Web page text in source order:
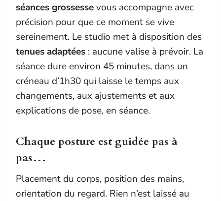
séances grossessevous accompagne avec
précision pour que ce moment se vive
sereinement. Le studio met à disposition des
tenues adaptées : aucune valise à prévoir. La
séance dure environ 45 minutes, dans un
créneau d’1h30 qui laisse le temps aux
changements, aux ajustements et aux
explications de pose, en séance.
Chaque posture est guidée pas à
pas…
Placement du corps, position des mains,
orientation du regard. Rien n’est laissé au